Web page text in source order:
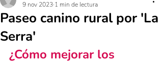
Paseo canino rural por 'La
Serra'
9 nov 2023 1 min de lectura
¿Cómo mejorar los